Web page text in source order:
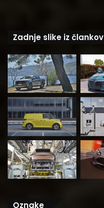
Zadnje slike iz člankov
Oznake